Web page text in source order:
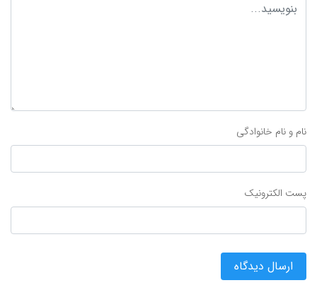
نام و نام خانوادگی
پست الکترونیک
ارسال دیدگاه